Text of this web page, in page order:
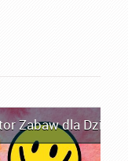
Zabaw dla Dzieci